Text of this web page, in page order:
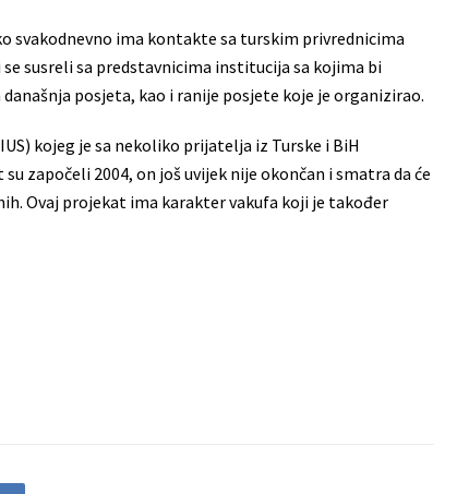
svakodnevno ima kontakte sa turskim privrednicima
susreli sa predstavnicima institucija sa kojima bi
posjeta, kao i ranije posjete koje je organizirao.
kojeg je sa nekoliko prijatelja iz Turske i BiH
započeli 2004, on još uvijek nije okončan i smatra da će
Ovaj projekat ima karakter vakufa koji je također